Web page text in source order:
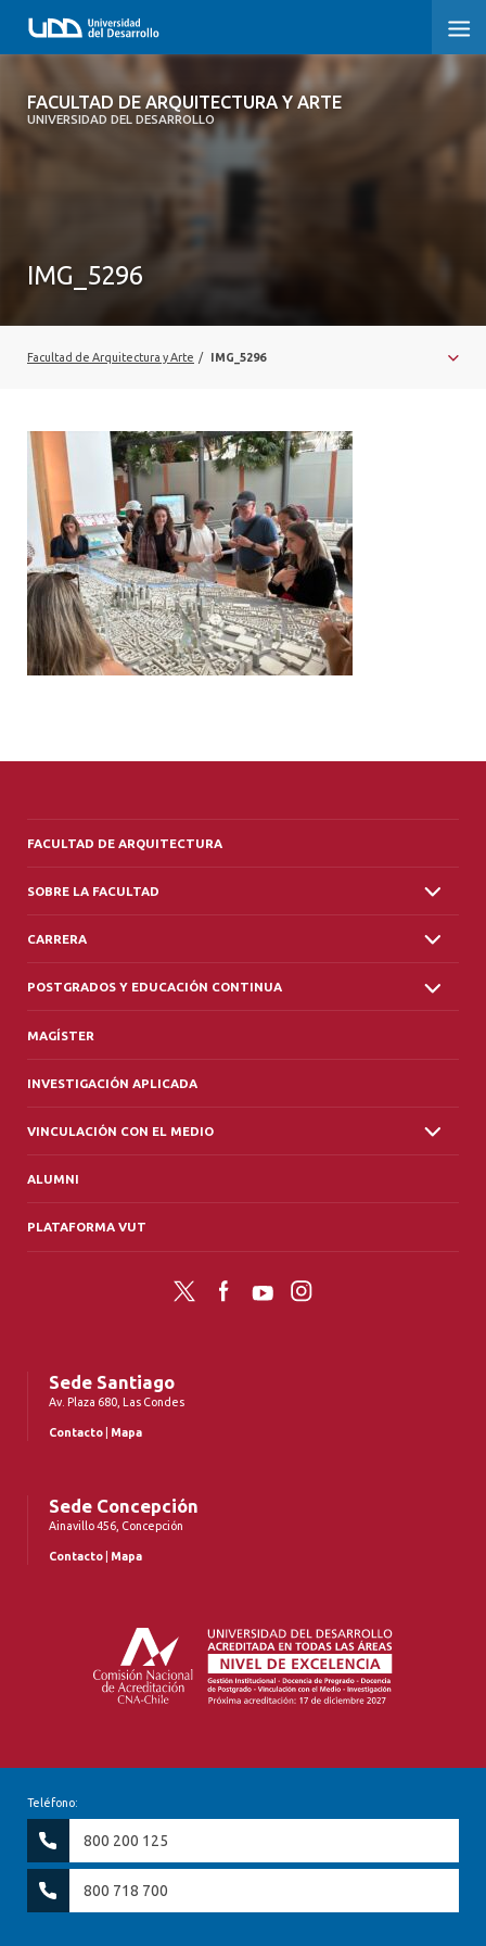
FACULTAD DE ARQUITECTURA Y ARTE
UNIVERSIDAD DEL DESARROLLO
FACULTAD DE ARQUITECTURA Y ARTE
VINCULACIÓN CON EL MEDIO
ALUMNI
PLATAFORMA VUT
IMG_5296
Facultad de Arquitectura y Arte / IMG_5296
FACULTAD DE ARQUITECTURA
SOBRE LA FACULTAD
CARRERA
POSTGRADOS Y EDUCACIÓN CONTINUA
MAGÍSTER
INVESTIGACIÓN APLICADA
VINCULACIÓN CON EL MEDIO
ALUMNI
PLATAFORMA VUT
Twitter FacebookYouTubeInstagram
Sede Santiago
Av. Plaza 680, Las Condes
Contacto Mapa
Sede Concepción
Ainavillo 456, Concepción
Contacto Mapa
Teléfono:
800 200 125
800 718 700